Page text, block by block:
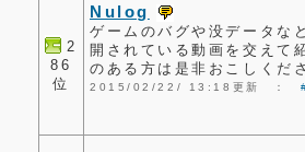
2
86
位
Nulog
ゲームのバグや没データな
開されている動画を交えて
のある方は是非おこしくだ
2015/02/22/ 13:18更新 ：